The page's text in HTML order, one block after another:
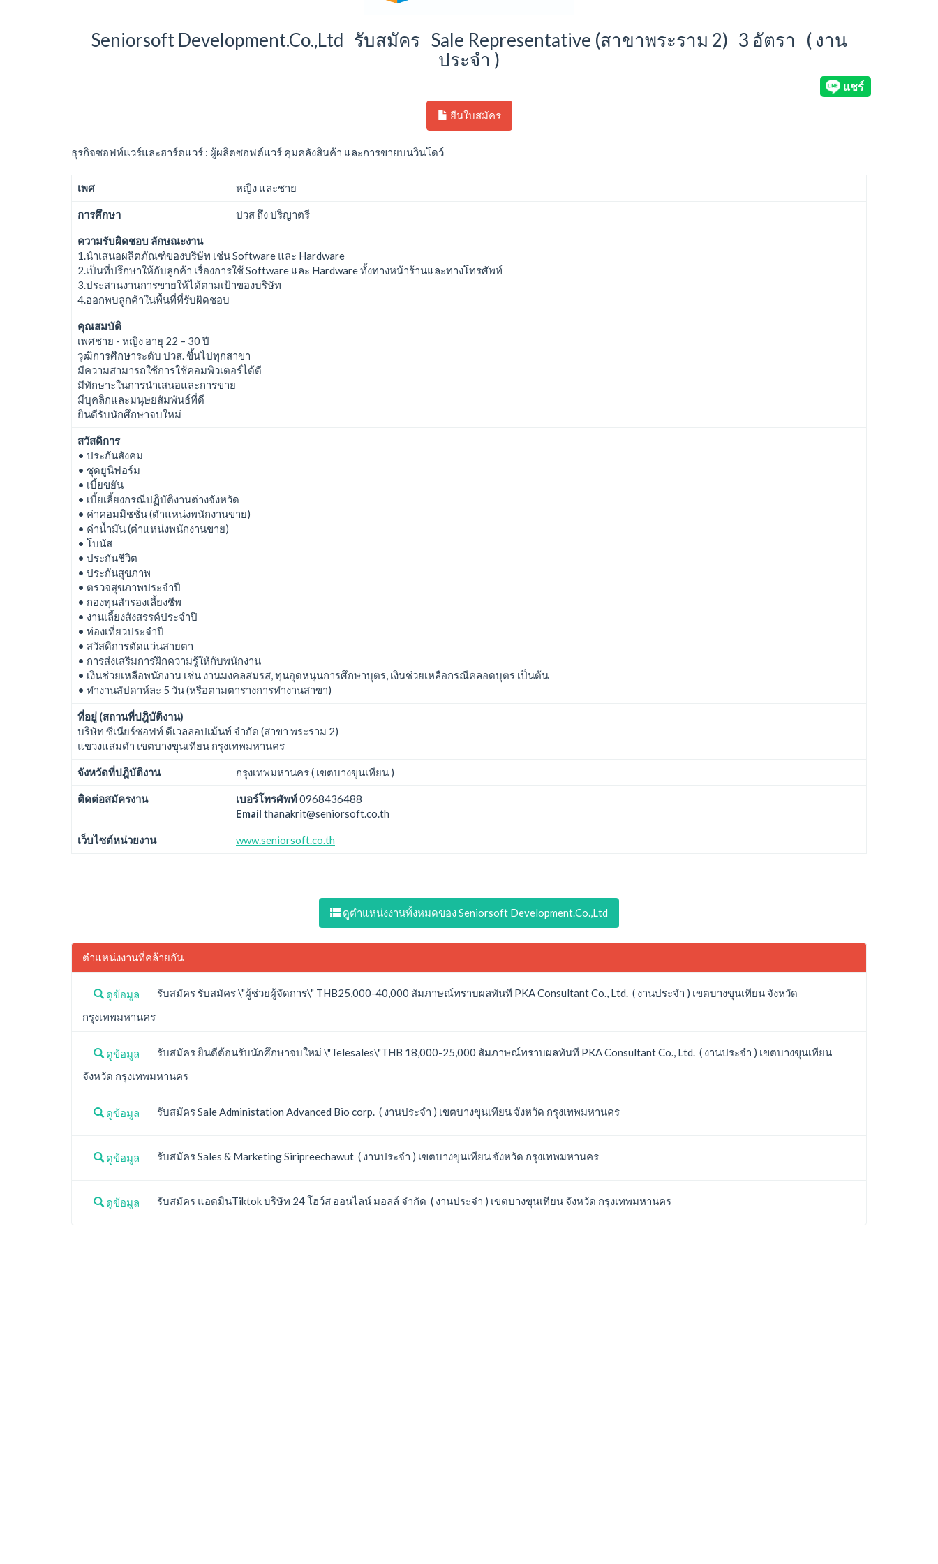
Seniorsoft Development.Co.,Ltd รับสมัคร Sale Representative (สาขาพระราม 2) 3 อัตรา ( งาน
ประจำ )
ยืนใบสมัคร
ธุรกิจซอฟท์แวร์และฮาร์ดแวร์ : ผู้ผลิตซอฟต์แวร์ คุมคลังสินค้า และการขายบนวินโดว์
เพศ หญิง และชาย
การศึกษา ปวส ถึง ปริญาตรี
ความรับผิดชอบ ลักษณะงาน
1.นำเสนอผลิตภัณฑ์ของบริษัท เช่น Software และ Hardware
2.เป็นที่ปรึกษาให้กับลูกค้า เรื่องการใช้ Software และ Hardware ทั้งทางหน้าร้านและทางโทรศัพท์
3.ประสานงานการขายให้ได้ตามเป้าของบริษัท
4.ออกพบลูกค้าในพื้นที่ที่รับผิดชอบ
คุณสมบัติ
เพศชาย - หญิง อายุ 22 – 30 ปี
วุฒิการศึกษาระดับ ปวส. ขึ้นไปทุกสาขา
มีความสามารถใช้การใช้คอมพิวเตอร์ได้ดี
มีทักษาะในการนำเสนอและการขาย
มีบุคลิกและมนุษยสัมพันธ์ที่ดี
ยินดีรับนักศึกษาจบใหม่
สวัสดิการ
• ประกันสังคม
• ชุดยูนิฟอร์ม
• เบี้ยขยัน
• เบี้ยเลี้ยงกรณีปฏิบัติงานต่างจังหวัด
• ค่าคอมมิชชั่น (ตำแหน่งพนักงานขาย)
• ค่าน้ำมัน (ตำแหน่งพนักงานขาย)
• โบนัส
• ประกันชีวิต
• ประกันสุขภาพ
• ตรวจสุขภาพประจำปี
• กองทุนสำรองเลี้ยงชีพ
• งานเลี้ยงสังสรรค์ประจำปี
• ท่องเที่ยวประจำปี
• สวัสดิการตัดแว่นสายตา
• การส่งเสริมการฝึกความรู้ให้กับพนักงาน
• เงินช่วยเหลือพนักงาน เช่น งานมงคลสมรส, ทุนอุดหนุนการศึกษาบุตร, เงินช่วยเหลือกรณีคลอดบุตร เป็นต้น
• ทำงานสัปดาห์ละ 5 วัน (หรือตามตารางการทำงานสาขา)
ที่อยู่ (สถานที่ปฎิบัติงาน)
บริษัท ซีเนียร์ซอฟท์ ดีเวลลอปเม้นท์ จำกัด (สาขา พระราม 2)
แขวงแสมดำ เขตบางขุนเทียน กรุงเทพมหานคร
จังหวัดที่ปฎิบัติงาน กรุงเทพมหานคร ( เขตบางขุนเทียน )
ติดต่อสมัครงาน เบอร์โทรศัพท์0968436488
Email thanakrit@seniorsoft.co.th
เว็บไซต์หน่วยงาน www.seniorsoft.co.th
ดูตำแหน่งงานทั้งหมดของ Seniorsoft Development.Co.,Ltd
ตำแหน่งงานที่คล้ายกัน
ดูข้อมูล
รับสมัคร รับสมัคร \"ผู้ช่วยผู้จัดการ\" THB25,000-40,000 สัมภาษณ์ทราบผลทันที PKA Consultant Co., Ltd. ( งานประจำ ) เขตบางขุนเทียน จังหวัด
กรุงเทพมหานคร
ดูข้อมูล
รับสมัคร ยินดีต้อนรับนักศึกษาจบใหม่ \"Telesales\"THB 18,000-25,000 สัมภาษณ์ทราบผลทันที PKA Consultant Co., Ltd. ( งานประจำ ) เขตบางขุนเทียน
จังหวัด กรุงเทพมหานคร
ดูข้อมูล รับสมัคร Sale Administation Advanced Bio corp. ( งานประจำ ) เขตบางขุนเทียน จังหวัด กรุงเทพมหานคร
ดูข้อมูล รับสมัคร Sales & Marketing Siripreechawut ( งานประจำ ) เขตบางขุนเทียน จังหวัด กรุงเทพมหานคร
ดูข้อมูล รับสมัคร แอดมินTiktok บริษัท 24 โฮว์ส ออนไลน์ มอลล์ จำกัด ( งานประจำ ) เขตบางขุนเทียน จังหวัด กรุงเทพมหานคร